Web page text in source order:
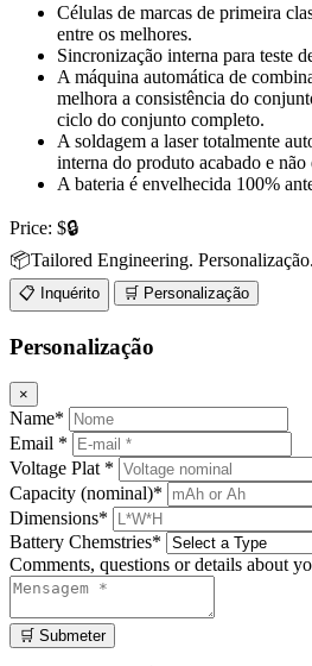
Células de marcas de primeira
entre os melhores.
Sincronização interna para teste
A máquina automática de
melhora a consistência do
ciclo do conjunto completo.
A soldagem a laser totalmente
interna do produto acabado e não
A bateria é envelhecida 100%
Price: $🔒
📦Tailored Engineering. Personalização.
📋 Inquérito 🛒 Personalização
Personalização
×
Name*
Email *
Voltage Plat *
Capacity (nominal)*
Dimensions*
Battery Chemstries*
Comments, questions or details about